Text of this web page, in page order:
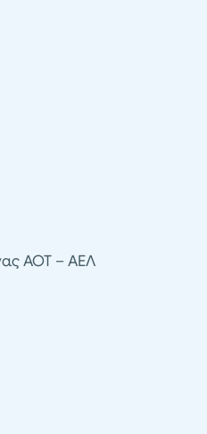
ΑΟΤ – ΑΕΛ